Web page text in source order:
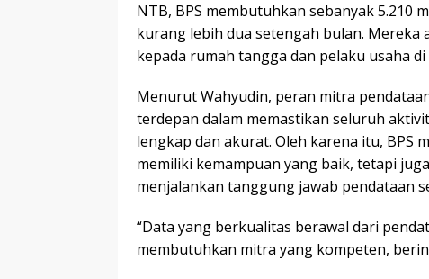
NTB, BPS membutuhkan sebanyak 5.210
kurang lebih dua setengah bulan. Mereka
kepada rumah tangga dan pelaku usaha
Menurut Wahyudin, peran mitra
terdepan dalam memastikan seluruh
lengkap dan akurat. Oleh karena itu, BPS
memiliki kemampuan yang baik, tetapi
menjalankan tanggung jawab pendataan
“Data yang berkualitas berawal dari
membutuhkan mitra yang kompeten,